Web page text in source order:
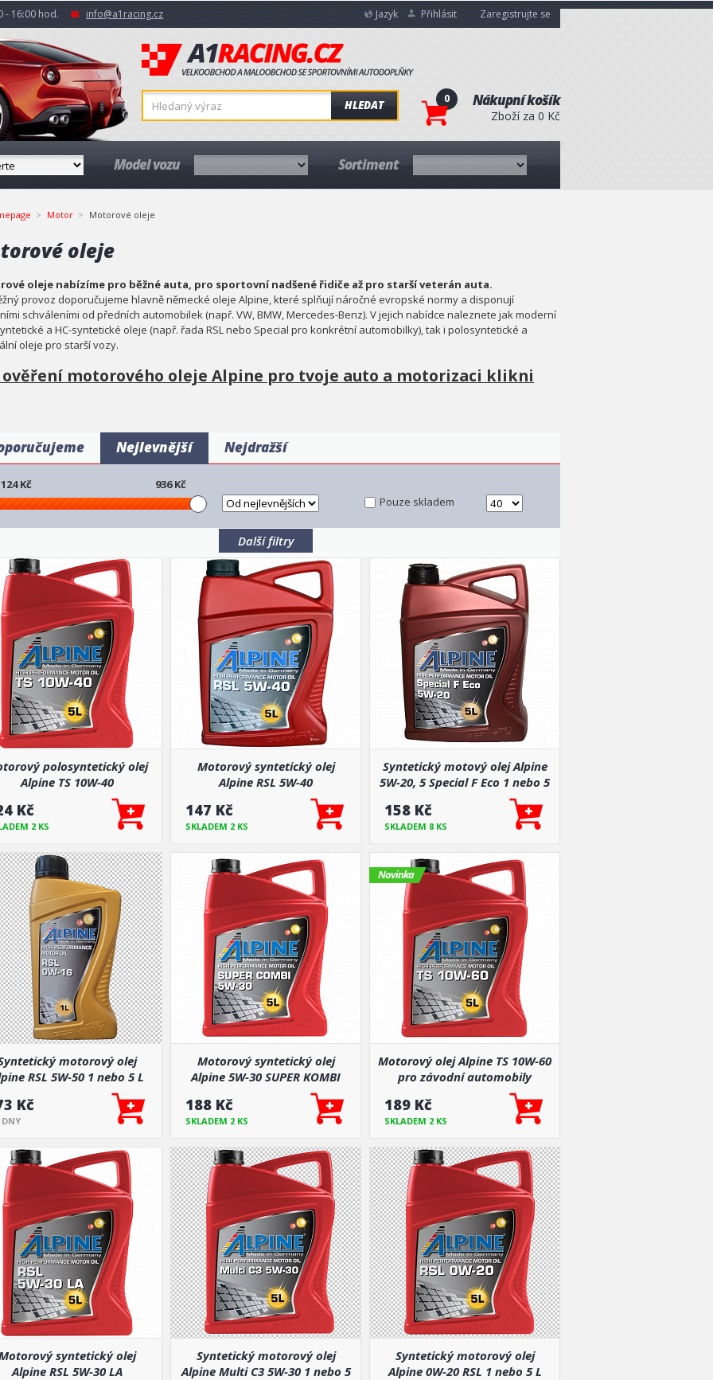
- 16:00 hod. info@a1racing.cz Jazyk Přihlásit Zaregistrujte se
HLEDAT 0 Nákupní košík
Zboží za 0 Kč
Model vozu Sortiment
Motor Motorové oleje
oleje
oleje nabízíme pro běžné auta, pro sportovní nadšené řidiče až pro starší veterán auta.
provoz doporučujeme hlavně německé oleje Alpine, které splňují náročné evropské normy a disponují
schváleními od předních automobilek (např. VW, BMW, Mercedes-Benz). V jejich nabídce naleznete jak moderní
a HC-syntetické oleje (např. řada RSL nebo Special pro konkrétní automobilky), tak i polosyntetické a
oleje pro starší vozy.
ověření motorového oleje Alpine pro tvoje auto a motorizaci klikni
Nejlevnější Nejdražší
124Kč 936Kč
Pouze skladem
Další filtry
polosyntetický olej
Alpine TS 10W-40
Kč
2 KS
Motorový syntetický olej
Alpine RSL 5W-40
147 Kč
SKLADEM 2 KS
Syntetický motový olej Alpine
5W-20, 5 Special F Eco 1 nebo 5
158 Kč
SKLADEM 8 KS
motorový olej
RSL 5W-50 1 nebo 5 L
Kč
DNY
Motorový syntetický olej
Alpine 5W-30 SUPER KOMBI
188 Kč
SKLADEM 2 KS
Novinka
Motorový olej Alpine TS 10W-60
pro závodní automobily
189 Kč
SKLADEM 2 KS
syntetický olej
Alpine RSL 5W-30 LA
Syntetický motorový olej
Alpine Multi C3 5W-30 1 nebo 5
Syntetický motorový olej
Alpine 0W-20 RSL 1 nebo 5 L